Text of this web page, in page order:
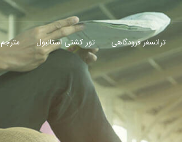
ترانسفر فرودگاهی تور کشتی استانبول مترجم